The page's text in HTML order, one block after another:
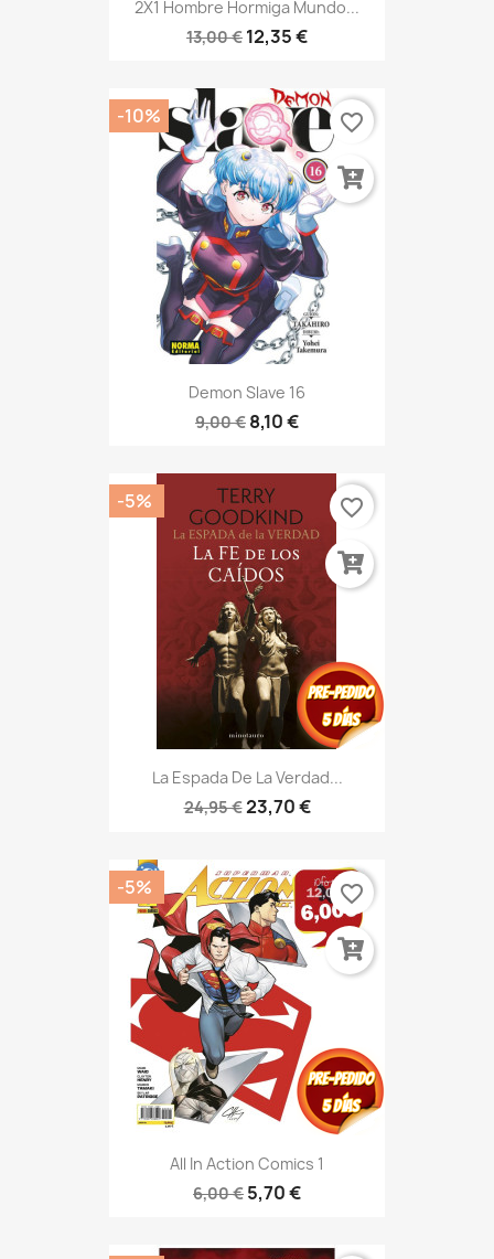
2X1 Hombre Hormiga Mundo...
13,00 € 12,35 €
Demon Slave 16
9,00 € 8,10 €
-10% favorite_border
La Espada De La Verdad...
24,95 €23,70 €
-5% favorite_border
All In Action Comics 1
6,00 € 5,70 €
-5% favorite_border